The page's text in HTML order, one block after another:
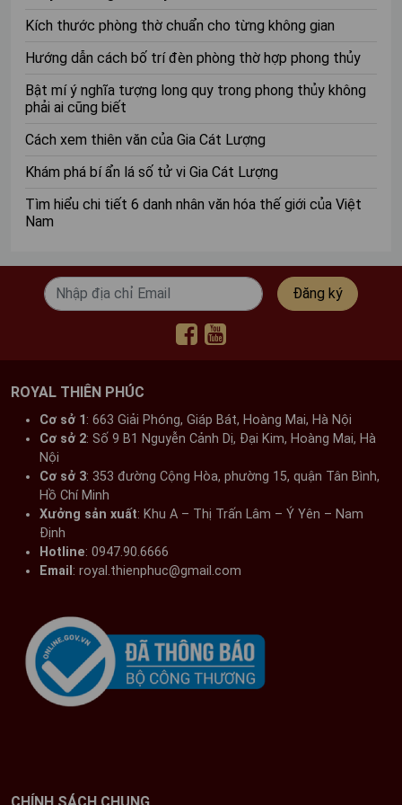
sự lựa chọn hoàn hảo cho không gian phòng thờ bởi nó
sang trọng. Nội thất của phòng thờ cổ điển gồm: bàn
thờ, bình hoa, hoành phi câu đối, bộ bàn ghế cổ
điển,...giúp toát lên nét văn hóa trang nghiêm và thanh
Mẫu 1: Phòng thờ cổ điển
Mẫu 2: Phòng thờ cổ điển
Kích thước phòng thờ chuẩn cho từng không gian
Hướng dẫn cách bố trí đèn phòng thờ hợp phong thủy
Bật mí ý nghĩa tượng long quy trong phong thủy không
phải ai cũng biết
Cách xem thiên văn của Gia Cát Lượng
Khám phá bí ẩn lá số tử vi Gia Cát Lượng
Tìm hiểu chi tiết 6 danh nhân văn hóa thế giới của Việt
Nam
Đăng ký
ROYAL THIÊN PHÚC
Cơ sở 1 : 663 Giải Phóng, Giáp Bát, Hoàng Mai, Hà Nội​
Cơ sở 2: Số 9 B1 Nguyễn Cảnh Dị, Đại Kim, Hoàng Mai, Hà
Nội​
Cơ sở 3: 353 đường Cộng Hòa, phường 15, quận Tân Bình,
Hồ Chí Minh
Xưởng sản xuất: Khu A – Thị Trấn Lâm – Ý Yên – Nam
Định​
Hotline: 0947.90.6666
Email : royal.thienphuc@gmail.com